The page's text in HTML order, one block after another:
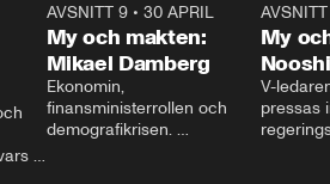
AVSNITT 9• 30 APRIL
My och makten:
Mikael Damberg
Ekonomin,
finansministerrollen och
demografikrisen.
My
V-
pressas